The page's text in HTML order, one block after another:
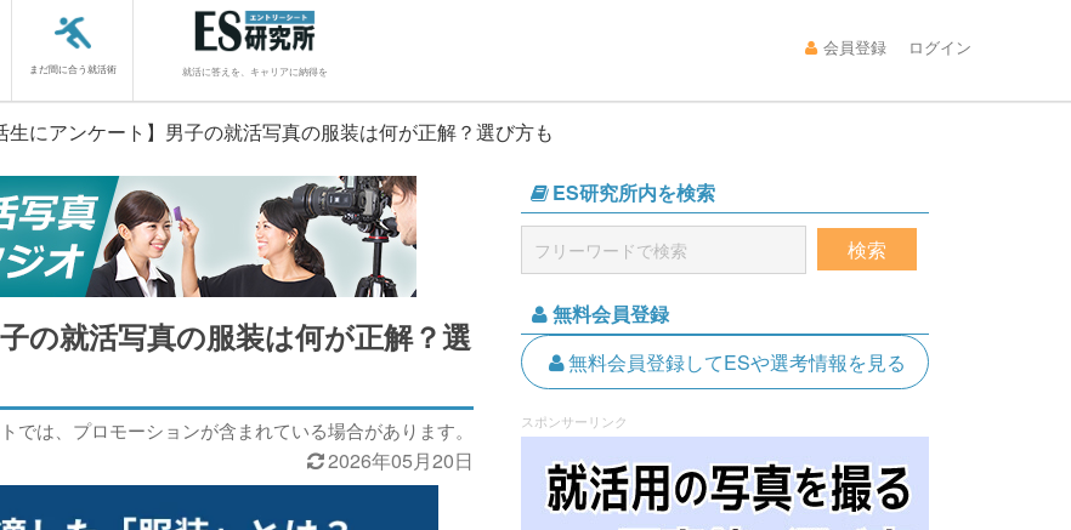
まだ間に合う就活術 就活に答えを、キャリアに納得を
会員登録 ログイン
生にアンケート】男子の就活写真の服装は何が正解？選び方も
の就活写真の服装は何が正解？選
では、プロモーションが含まれている場合があります。
2026年05月20日
ES研究所内を検索
無料会員登録
無料会員登録してESや選考情報を見る
スポンサーリンク